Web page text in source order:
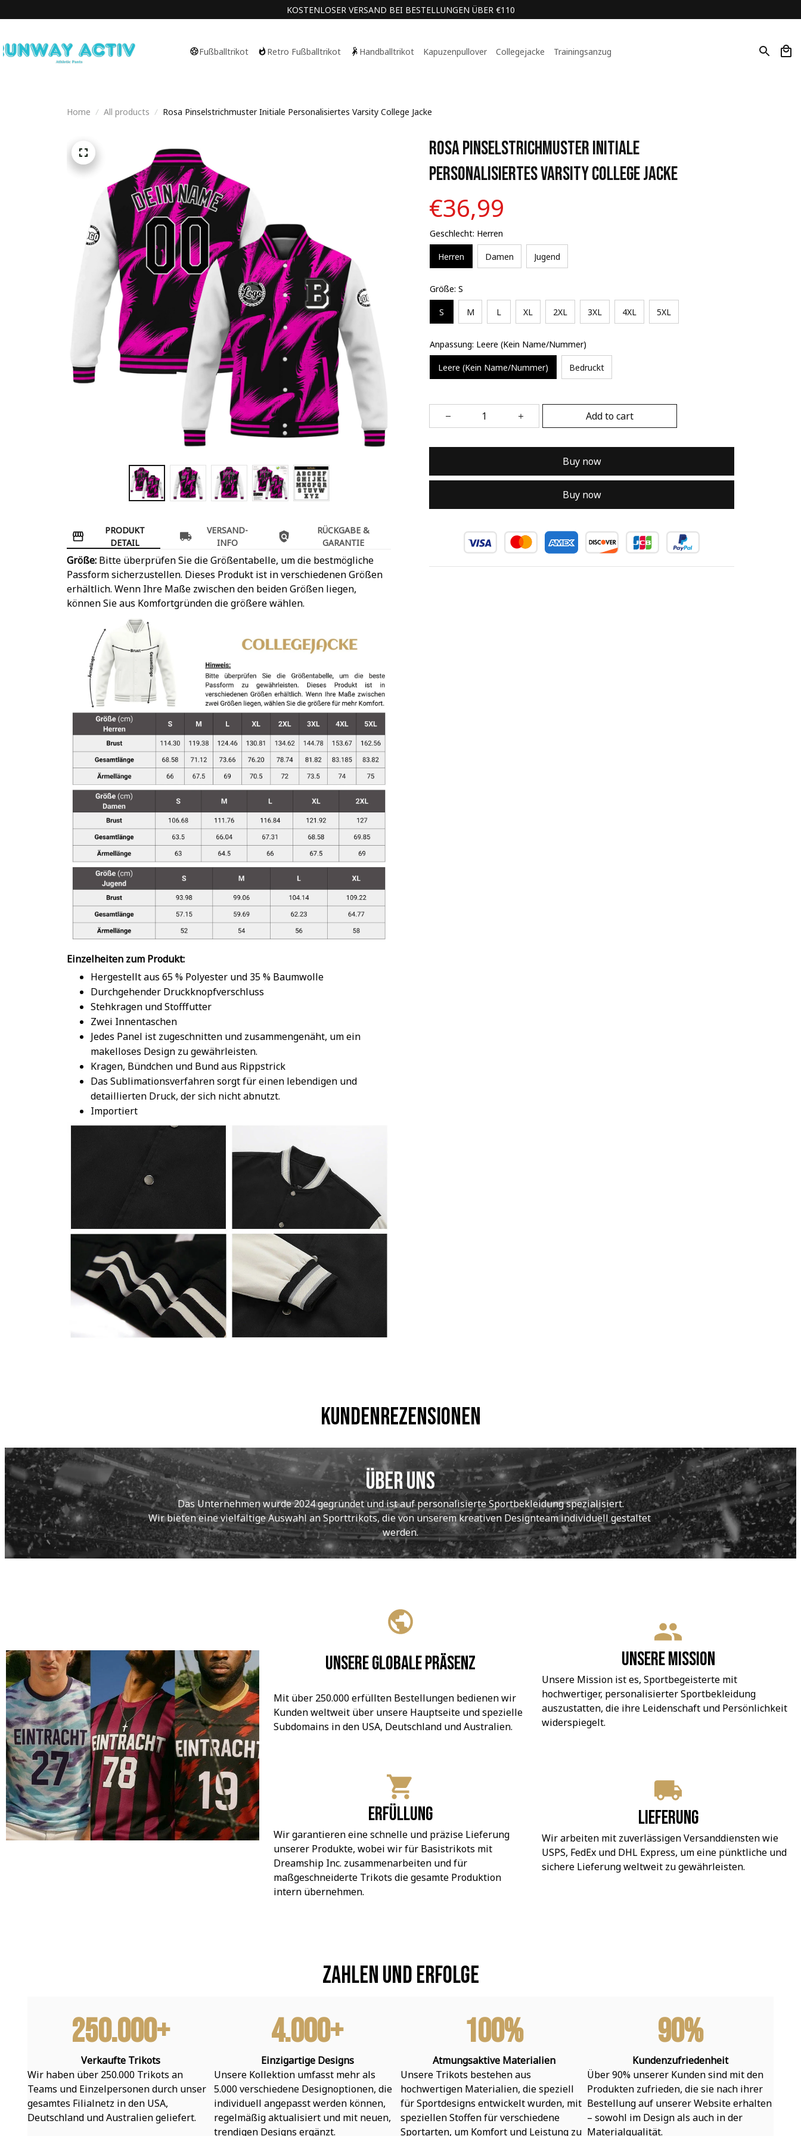
KOSTENLOSER VERSAND BEI BESTELLUNGEN ÜBER €110
Fußballtrikot Retro Fußballtrikot Handballtrikot Kapuzenpullover Collegejacke Trainingsanzug
Home All products Rosa Pinselstrichmuster Initiale Personalisiertes Varsity College Jacke
PRODUKT
DETAIL
VERSAND-
INFO
RÜCKGABE &
GARANTIE
Größe: Bitte überprüfen Sie die Größentabelle, um die bestmögliche
Passform sicherzustellen. Dieses Produkt ist in verschiedenen Größen
erhältlich. Wenn Ihre Maße zwischen den beiden Größen liegen,
können Sie aus Komfortgründen die größere wählen.
Einzelheiten zum Produkt:
Hergestellt aus 65 % Polyester und 35 % Baumwolle
Durchgehender Druckknopfverschluss
Stehkragen und Stofffutter
Zwei Innentaschen
Jedes Panel ist zugeschnitten und zusammengenäht, um ein
makelloses Design zu gewährleisten.
Kragen, Bündchen und Bund aus Rippstrick
Das Sublimationsverfahren sorgt für einen lebendigen und
detaillierten Druck, der sich nicht abnutzt.
Importiert
Rosa Pinselstrichmuster Initiale
Personalisiertes Varsity College Jacke
€36,99
Geschlecht: Herren
Herren Damen Jugend
Größe: S
S M L XL 2XL 3XL 4XL 5XL
Anpassung: Leere (Kein Name/Nummer)
Leere (Kein Name/Nummer) Bedruckt
Add to cart
Buy now
Buy now
Kundenrezensionen
Über uns
Das Unternehmen wurde 2024 gegründet und ist auf personalisierte Sportbekleidung spezialisiert.
Wir bieten eine vielfältige Auswahl an Sporttrikots, die von unserem kreativen Designteam individuell gestaltet
werden.
Unsere globale Präsenz
Mit über 250.000 erfüllten Bestellungen bedienen wir
Kunden weltweit über unsere Hauptseite und spezielle
Subdomains in den USA, Deutschland und Australien.
Erfüllung
Wir garantieren eine schnelle und präzise Lieferung
unserer Produkte, wobei wir für Basistrikots mit
Dreamship Inc. zusammenarbeiten und für
maßgeschneiderte Trikots die gesamte Produktion
intern übernehmen.
Unsere Mission
Unsere Mission ist es, Sportbegeisterte mit
hochwertiger, personalisierter Sportbekleidung
auszustatten, die ihre Leidenschaft und Persönlichkeit
widerspiegelt.
Lieferung
Wir arbeiten mit zuverlässigen Versanddiensten wie
USPS, FedEx und DHL Express, um eine pünktliche und
sichere Lieferung weltweit zu gewährleisten.
Zahlen und Erfolge
250.000+
Verkaufte Trikots
Wir haben über 250.000 Trikots an
Teams und Einzelpersonen durch unser
gesamtes Filialnetz in den USA,
Deutschland und Australien geliefert.
4.000+
Einzigartige Designs
Unsere Kollektion umfasst mehr als
5.000 verschiedene Designoptionen, die
individuell angepasst werden können,
regelmäßig aktualisiert und mit neuen,
trendigen Designs ergänzt.
100%
Atmungsaktive Materialien
Unsere Trikots bestehen aus
hochwertigen Materialien, die speziell
für Sportdesigns entwickelt wurden, mit
speziellen Stoffen für verschiedene
Sportarten, um Komfort und Leistung zu
90%
Kundenzufriedenheit
Über 90% unserer Kunden sind mit den
Produkten zufrieden, die sie nach ihrer
Bestellung auf unserer Website erhalten
– sowohl im Design als auch in der
Materialqualität.